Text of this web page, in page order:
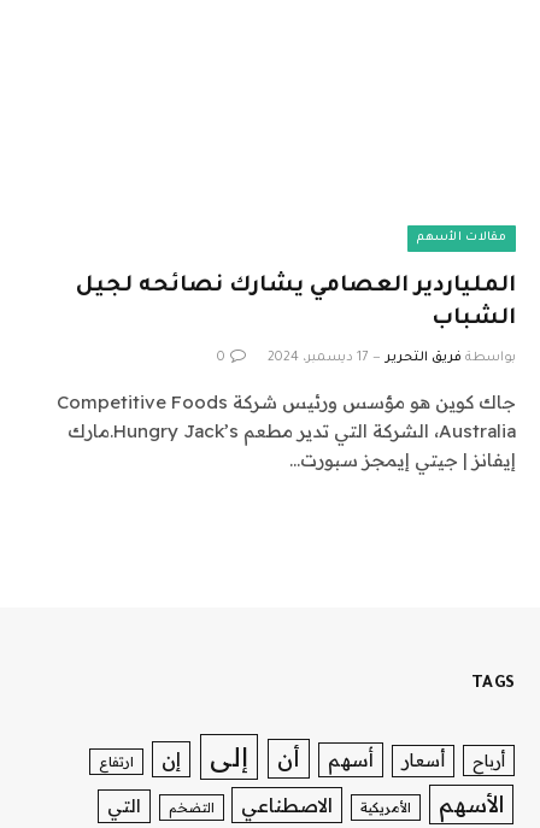
مقالات الأسهم
الملياردير العصامي يشارك نصائحه لجيل
الشباب
بواسطة فريق التحرير 17 ديسمبر، 2024 0
جاك كوين هو مؤسس ورئيس شركة Competitive Foods
Australia، الشركة التي تدير مطعم Hungry Jack’s.مارك
إيفانز | جيتي إيمجز سبورت…
TAGS
أرباح أسعار أسهم أن إلى إن ارتفاع
الأسهم الأمريكية الاصطناعي التضخم
التي